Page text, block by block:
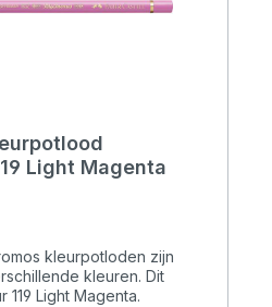
Light Magenta
kleurpotloden zijn
kleuren. Dit
Light Magenta.